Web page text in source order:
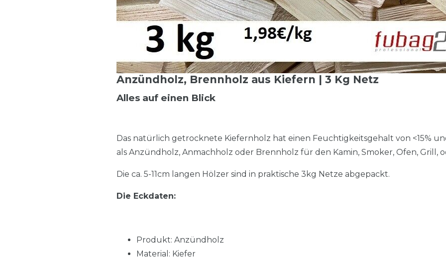
Anzündholz, Brennholz aus Kiefern | 3 Kg Netz
Alles auf einen Blick
Das natürlich getrocknete Kiefernholz hat einen Feuchtigkeitsgehalt von <15%
als Anzündholz, Anmachholz oder Brennholz für den Kamin, Smoker, Ofen, Grill,
Die ca. 5-11cm langen Hölzer sind in praktische 3kg Netze abgepackt.
Die Eckdaten:
Produkt: Anzündholz
Material: Kiefer